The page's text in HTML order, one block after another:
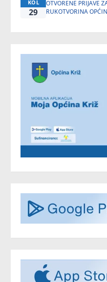
KOL
29
OTVORENE PRIJAVE
RUKOTVORINA